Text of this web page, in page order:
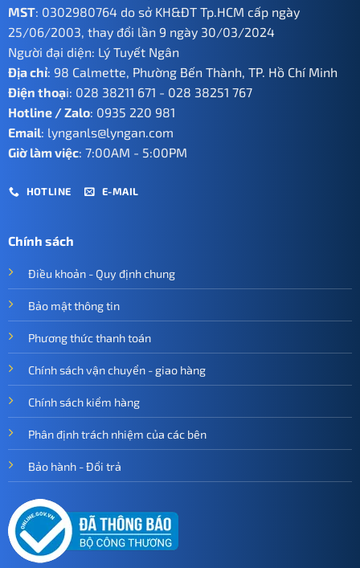
MST: 0302980764 do sở KH&ĐT Tp.HCM cấp ngày
25/06/2003, thay đổi lần 9 ngày 30/03/2024
Người đại diện: Lý Tuyết Ngân
Địa chỉ: 98 Calmette, Phường Bến Thành, TP. Hồ Chí Minh
Điện thoại: 028 38211 671 - 028 38251 767
Hotline / Zalo: 0935 220 981
Email: lynganls@lyngan.com
Giờ làm việc: 7:00AM - 5:00PM
HOTLINE E-MAIL
Chính sách
Điều khoản - Quy định chung
Bảo mật thông tin
Phương thức thanh toán
Chính sách vận chuyển - giao hàng
Chính sách kiểm hàng
Phân định trách nhiệm của các bên
Bảo hành - Đổi trả